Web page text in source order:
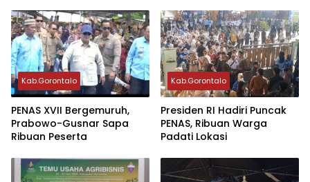
Kab.Gorontalo
PENAS XVII Bergemuruh,
Prabowo-Gusnar Sapa
Ribuan Peserta
Kab.Gorontalo
Presiden RI Hadiri Puncak
PENAS, Ribuan Warga
Padati Lokasi